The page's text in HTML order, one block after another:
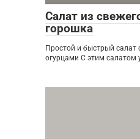
Салат из
горошка
Простой и быстрый
огурцами С этим салатом